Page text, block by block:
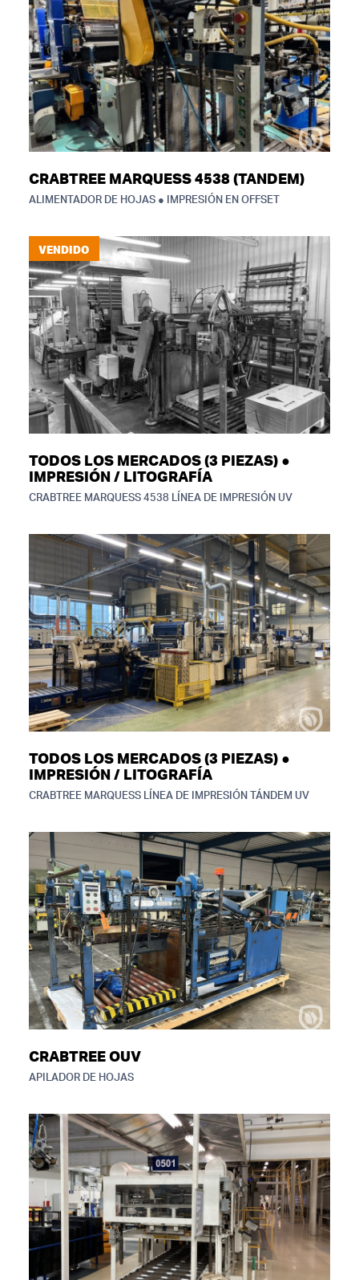
CRABTREE MARQUESS 4538 (TANDEM)
ALIMENTADOR DE HOJAS ● IMPRESIÓN EN OFFSET
VENDIDO
TODOS LOS MERCADOS (3 PIEZAS) ●
IMPRESIÓN / LITOGRAFÍA
CRABTREE MARQUESS 4538 LÍNEA DE IMPRESIÓN UV
TODOS LOS MERCADOS (3 PIEZAS) ●
IMPRESIÓN / LITOGRAFÍA
CRABTREE MARQUESS LÍNEA DE IMPRESIÓN TÁNDEM UV
CRABTREE OUV
APILADOR DE HOJAS